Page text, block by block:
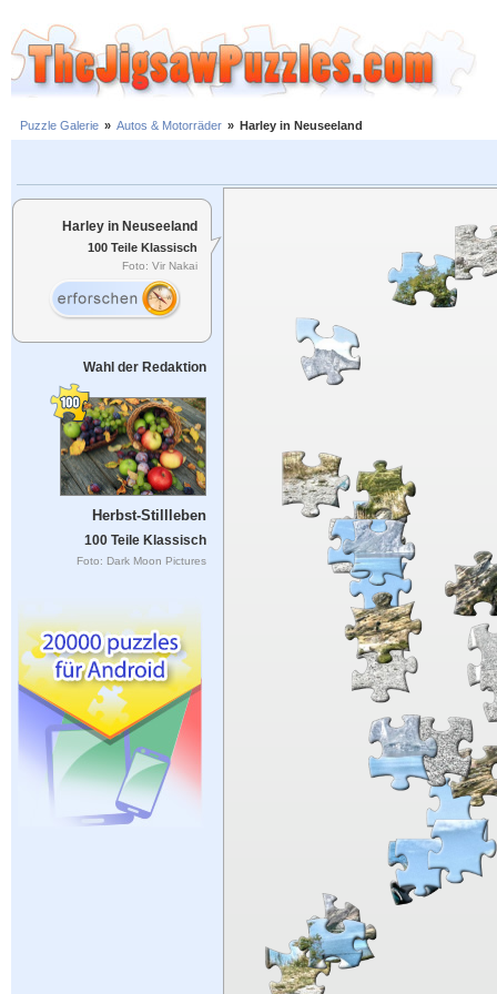
Puzzle Galerie » Autos & Motorräder » Harley in Neuseeland
Harley in Neuseeland
100 Teile Klassisch
Foto: Vir Nakai
Wahl der Redaktion
Herbst-Stillleben
100 Teile Klassisch
Foto: Dark Moon Pictures